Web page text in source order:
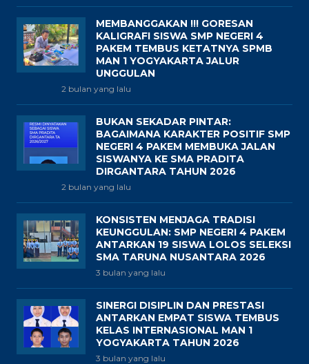
MEMBANGGAKAN !!! GORESAN
KALIGRAFI SISWA SMP NEGERI 4
PAKEM TEMBUS KETATNYA SPMB
MAN 1 YOGYAKARTA JALUR
UNGGULAN
2 bulan yang lalu
BUKAN SEKADAR PINTAR:
BAGAIMANA KARAKTER POSITIF SMP
NEGERI 4 PAKEM MEMBUKA JALAN
SISWANYA KE SMA PRADITA
DIRGANTARA TAHUN 2026
2 bulan yang lalu
KONSISTEN MENJAGA TRADISI
KEUNGGULAN: SMP NEGERI 4 PAKEM
ANTARKAN 19 SISWA LOLOS SELEKSI
SMA TARUNA NUSANTARA 2026
3 bulan yang lalu
SINERGI DISIPLIN DAN PRESTASI
ANTARKAN EMPAT SISWA TEMBUS
KELAS INTERNASIONAL MAN 1
YOGYAKARTA TAHUN 2026
3 bulan yang lalu